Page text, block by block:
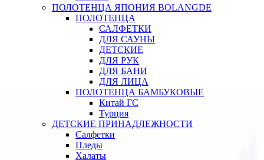
ПОЛОТЕНЦА ЯПОНИЯ BOLANGDE
ПОЛОТЕНЦА
САЛФЕТКИ
ДЛЯ САУНЫ
ДЕТСКИЕ
ДЛЯ РУК
ДЛЯ БАНИ
ДЛЯ ЛИЦА
ПОЛОТЕНЦА БАМБУКОВЫЕ
Китай ГС
Турция
ДЕТСКИЕ ПРИНАДЛЕЖНОСТИ
Салфетки
Пледы
Халаты